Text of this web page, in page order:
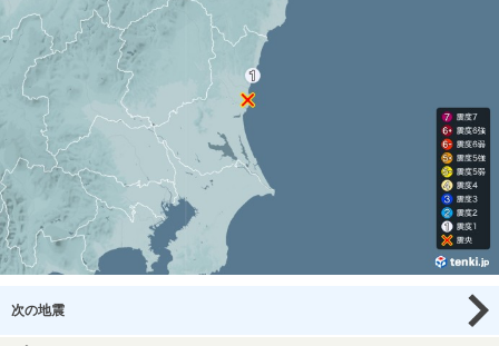
次の地震